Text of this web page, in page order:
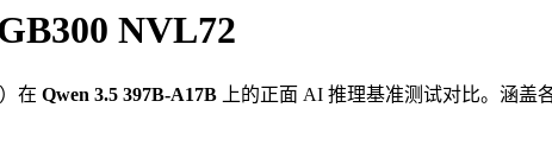
NVL72
）在 Qwen 3.5 397B-A17B 上的正面 AI 推理基准测试对比。涵盖